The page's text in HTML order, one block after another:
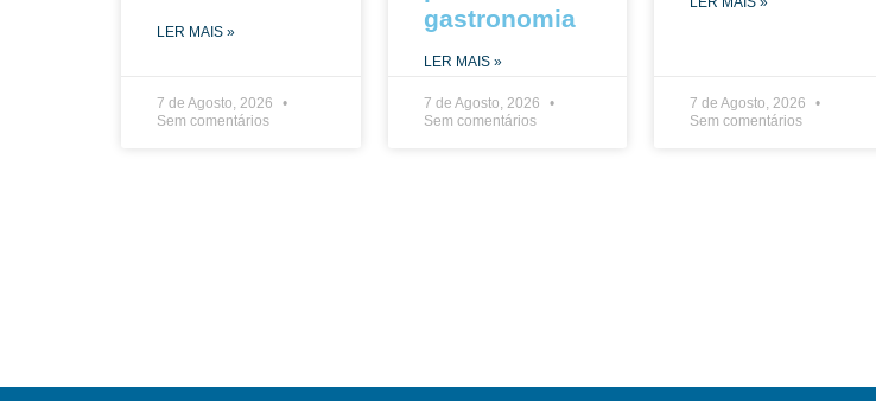
LER MAIS »
7 de Agosto, 2026
Sem comentários
gastronomia
LER MAIS »
7 de Agosto, 2026
Sem comentários
7 de Agosto, 2026
Sem comentários